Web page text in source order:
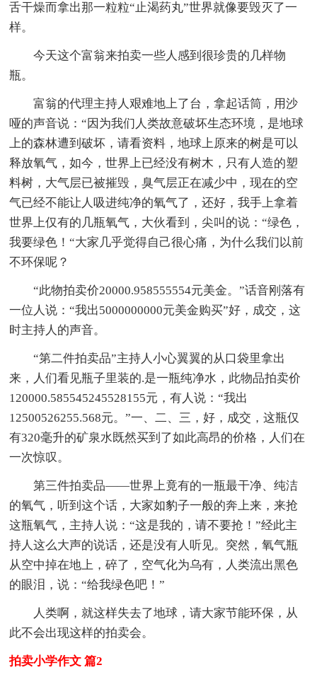
舌干燥而拿出那一粒粒“止渴药丸”世界就像要毁灭了一
样。
今天这个富翁来拍卖一些人感到很珍贵的几样物
瓶。
富翁的代理主持人艰难地上了台，拿起话筒，用沙
哑的声音说：“因为我们人类故意破坏生态环境，是地球
上的森林遭到破坏，请看资料，地球上原来的树是可以
释放氧气，如今，世界上已经没有树木，只有人造的塑
料树，大气层已被摧毁，臭气层正在减少中，现在的空
气已经不能让人吸进纯净的氧气了，还好，我手上拿着
世界上仅有的几瓶氧气，大伙看到，尖叫的说：“绿色，
我要绿色！“大家几乎觉得自己很心痛，为什么我们以前
不环保呢？
“此物拍卖价20000.958555554元美金。”话音刚落有
一位人说：“我出5000000000元美金购买”好，成交，这
时主持人的声音。
“第二件拍卖品”主持人小心翼翼的从口袋里拿出
来，人们看见瓶子里装的.是一瓶纯净水，此物品拍卖价
120000.585545245528155元，有人说：“我出
12500526255.568元。”一、二、三，好，成交，这瓶仅
有320毫升的矿泉水既然买到了如此高昂的价格，人们在
一次惊叹。
第三件拍卖品——世界上竟有的一瓶最干净、纯洁
的氧气，听到这个话，大家如豹子一般的奔上来，来抢
这瓶氧气，主持人说：“这是我的，请不要抢！”经此主
持人这么大声的说话，还是没有人听见。突然，氧气瓶
从空中掉在地上，碎了，空气化为乌有，人类流出黑色
的眼泪，说：“给我绿色吧！”
人类啊，就这样失去了地球，请大家节能环保，从
此不会出现这样的拍卖会。
拍卖小学作文 篇2